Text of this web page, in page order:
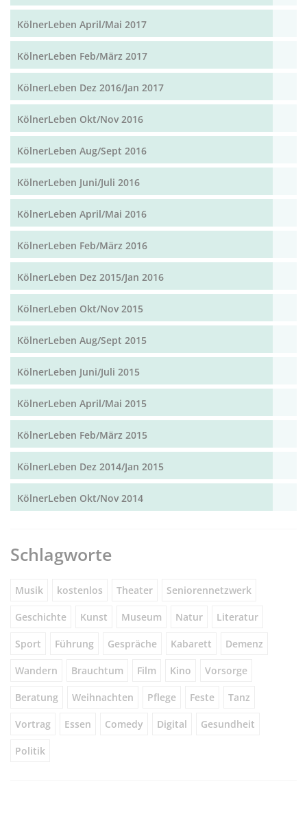
KölnerLeben April/Mai 2017
KölnerLeben Feb/März 2017
KölnerLeben Dez 2016/Jan 2017
KölnerLeben Okt/Nov 2016
KölnerLeben Aug/Sept 2016
KölnerLeben Juni/Juli 2016
KölnerLeben April/Mai 2016
KölnerLeben Feb/März 2016
KölnerLeben Dez 2015/Jan 2016
KölnerLeben Okt/Nov 2015
KölnerLeben Aug/Sept 2015
KölnerLeben Juni/Juli 2015
KölnerLeben April/Mai 2015
KölnerLeben Feb/März 2015
KölnerLeben Dez 2014/Jan 2015
KölnerLeben Okt/Nov 2014
Schlagworte
Musik kostenlos Theater Seniorennetzwerk
Geschichte Kunst Museum Natur Literatur
Sport Führung Gespräche Kabarett Demenz
Wandern Brauchtum Film Kino Vorsorge
Beratung Weihnachten Pflege Feste Tanz
Vortrag Essen Comedy Digital Gesundheit
Politik